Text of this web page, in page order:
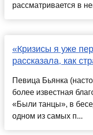
рассматривается в
«Кризисы я уже
рассказала, как
Певица Бьянка
более известная
«Были танцы», в
одном из самых п...